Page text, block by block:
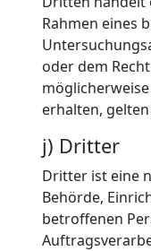
Rahmen eines
oder dem
erhalten,
j) Dritter
Dritter ist eine
Behörde,
betroffenen